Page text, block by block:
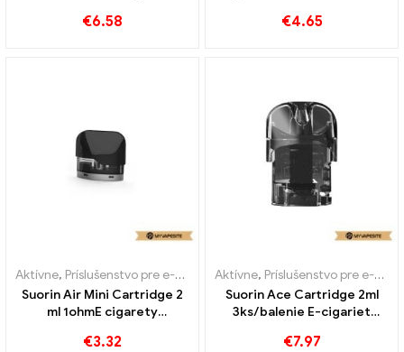
€6.58
mieru
€4.65
Aktívne, Príslušenstvo pre e-cigarety ,Výparník
Suorin Air Mini Cartridge 2
ml 1ohmE cigarety
€3.32
Aktívne, Príslušenstvo pre e-cigarety
Suorin Ace Cartridge 2ml
3ks/balenie E-cigariet
€7.97